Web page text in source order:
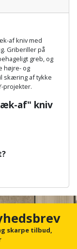
af kniv med
Griberiller på
greb, og
højre- og
skæring af tykke
projekter.
af" kniv
skarpe tilbud,